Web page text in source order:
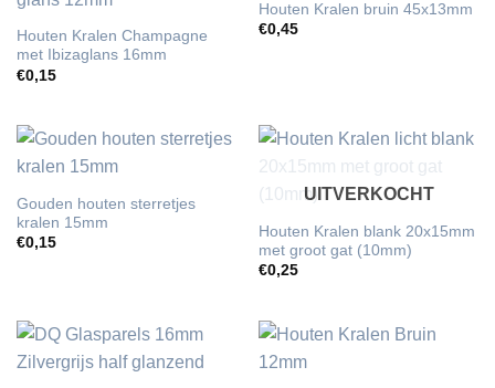
Houten Kralen Champagne
met Ibizaglans 16mm
€0,15
Houten Kralen bruin 45x13mm
€0,45
Gouden houten sterretjes
kralen 15mm
€0,15
UITVERKOCHT
Houten Kralen blank 20x15mm
met groot gat (10mm)
€0,25